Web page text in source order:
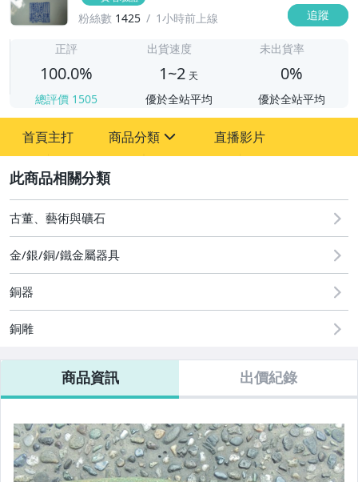
粉絲數 1425 1小時前上線 追蹤
正評
100.0%
總評價 1505
出貨速度
1~2 天
優於全站平均
未出貨率
0%
優於全站平均
首頁主打 商品分類
圖書/影音/文具
古董、藝術與礦石
偶像、球員卡與郵幣
女包精品與女鞋
直播影片
古董、藝術與礦石
金/銀/銅/鐵金屬器具
銅器
銅雕
商品資訊 出價紀錄